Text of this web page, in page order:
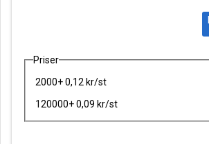
Priser
2000+ 0,12 kr/st
120000+ 0,09 kr/st